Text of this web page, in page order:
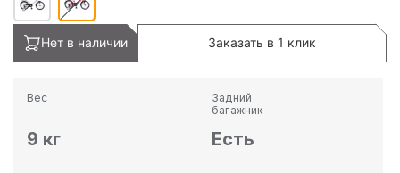
Нет в наличии Заказать в 1 клик
Вес
9 кг
Задний
багажник
Есть